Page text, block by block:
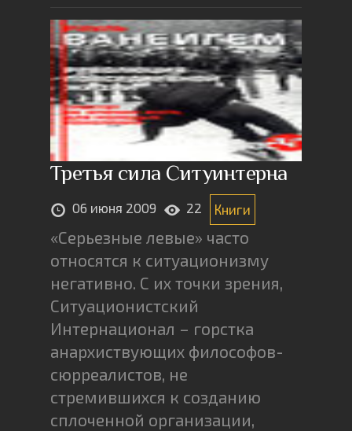
Третья сила Ситуинтерна
06 июня 2009 22 Книги
«Серьезные левые» часто
относятся к ситуационизму
негативно. С их точки зрения,
Ситуационистский
Интернационал – горстка
анархиствующих философов-
сюрреалистов, не
стремившихся к созданию
сплоченной организации,